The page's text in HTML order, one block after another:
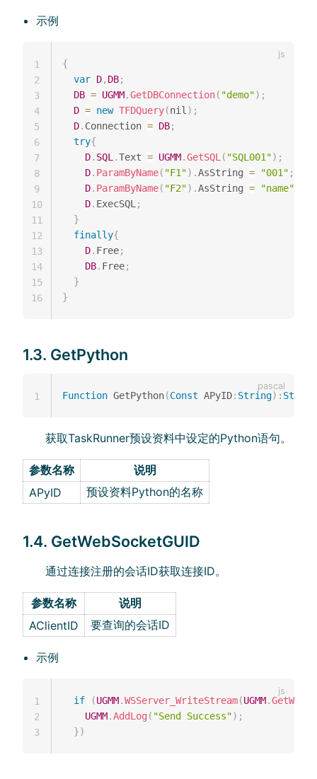
示例
{
var D, DB;
DB = UGMM.GetDBConnection( "demo") ;
D = new TFDQuery(nil ) ;
D. Connection = DB;
try{
D. SQL .Text = UGMM.GetSQL ( "SQL001") ;
D. ParamByName( "F1") .AsString = "001" ;
D. ParamByName( "F2") .AsString = "name"
D. ExecSQL ;
}
finally{
D. Free;
DB. Free;
}
}
1
2
3
4
5
6
7
8
9
10
11
12
13
14
15
16
1.3. GetPython
Function GetPython(Const APyID: String) : String
1
获取TaskRunner预设资料中设定的Python语句。
参数名称
说明
APyID
预设资料Python的名称
1.4. GetWebSocketGUID
通过连接注册的会话ID获取连接ID。
参数名称
说明
AClientID
要查询的会话ID
示例
if (UGMM.WSServer_WriteStream(UGMM.
UGMM.AddLog ( "Send Success") ;
})
1
2
3